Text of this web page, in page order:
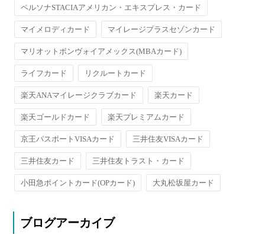
ペルソナSTACIAアメリカン・エキスプレス・カード
マイメロディカード マイレージプラスセゾンカード
マリオットボンヴォイアメックス(MBAカード)
ライフカード リクルートカード
楽天ANAマイレージクラブカード 楽天カード
楽天ゴールドカード 楽天プレミアムカード
京王パスポートVISAカード 三井住友VISAカード
三井住友カード 三井住友トラスト・カード
小田急ポイントカード(OPカード) 大丸松坂屋カード
ブログアーカイブ